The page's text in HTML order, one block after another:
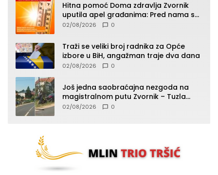
Hitna pomoć Doma zdravlja Zvornik
uputila apel građanima: Pred nama su
temperature do 40°C, oprez zbog
02/08/2026 0
Traži se veliki broj radnika za Opće
izbore u BiH, angažman traje dva dana
02/08/2026 0
Još jedna saobraćajna nezgoda na
magistralnom putu Zvornik – Tuzla
(FOTO)
02/08/2026 0